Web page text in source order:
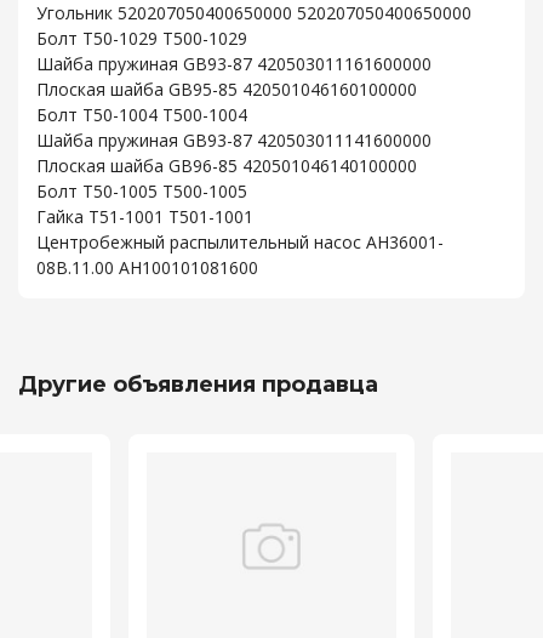
Угольник 520207050400650000 520207050400650000
Болт T50-1029 T500-1029
Шайба пружиная GB93-87 420503011161600000
Плоская шайба GB95-85 420501046160100000
Болт T50-1004 T500-1004
Шайба пружиная GB93-87 420503011141600000
Плоская шайба GB96-85 420501046140100000
Болт T50-1005 T500-1005
Гайка T51-1001 T501-1001
Центробежный распылительный насос AH36001-
08B.11.00 AH100101081600
Другие объявления продавца